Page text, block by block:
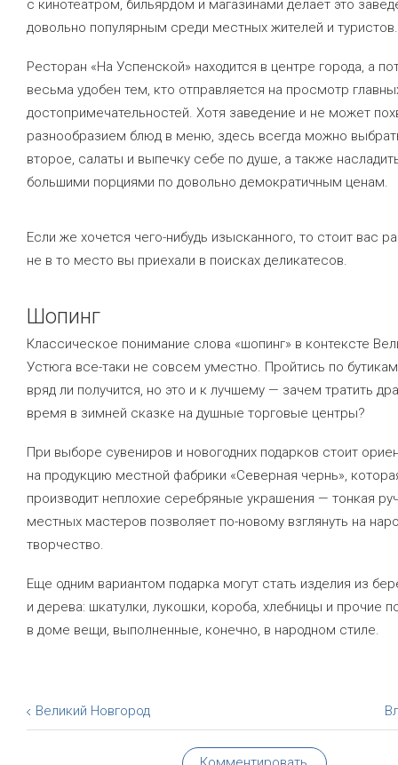
с кинотеатром, бильярдом и магазинами делает это
довольно популярным среди местных жителей и туристов.
Ресторан «На Успенской» находится в центре города, а
весьма удобен тем, кто отправляется на просмотр
достопримечательностей. Хотя заведение и не может
разнообразием блюд в меню, здесь всегда можно
второе, салаты и выпечку себе по душе, а также
большими порциями по довольно демократичным ценам.
Если же хочется чего-нибудь изысканного, то стоит вас
не в то место вы приехали в поисках деликатесов.
Шопинг
Классическое понимание слова «шопинг» в контексте
Устюга все-таки не совсем уместно. Пройтись по
вряд ли получится, но это и к лучшему — зачем тратить
время в зимней сказке на душные торговые центры?
При выборе сувениров и новогодних подарков стоит
на продукцию местной фабрики «Северная чернь»,
производит неплохие серебряные украшения — тонкая
местных мастеров позволяет по-новому взглянуть на
творчество.
Еще одним вариантом подарка могут стать изделия из
и дерева: шкатулки, лукошки, короба, хлебницы и прочие
в доме вещи, выполненные, конечно, в народном стиле.
Великий Новгород